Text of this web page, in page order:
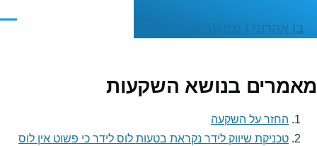
בן אהרוני | מחשבים ואנשים
בנושא השקעות
החזר על השקעה
טכניקת שיווק לידר נקראת בטעות לוס לידר כי פשוט אין לוס